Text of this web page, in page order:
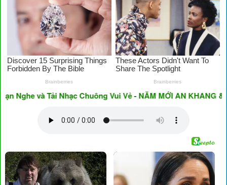
và Tải Nhạc Chuông Vui Vẻ - NĂM MỚI AN KHANG &